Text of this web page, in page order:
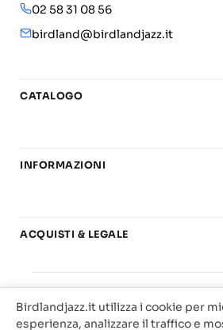
02 58 31 08 56
birdland@birdlandjazz.it
CATALOGO
Chitarra
Basi play-along
Offerte
INFORMAZIONI
Carta del Docente
ACQUISTI & LEGALE
Privacy & Cookie
Birdland Milano. P.Iva
Birdlandjazz.it utilizza i cookie per
esperienza, analizzare il traffico e